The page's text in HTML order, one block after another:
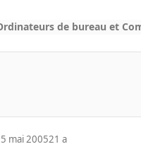
de bureau et
mai 200521 a